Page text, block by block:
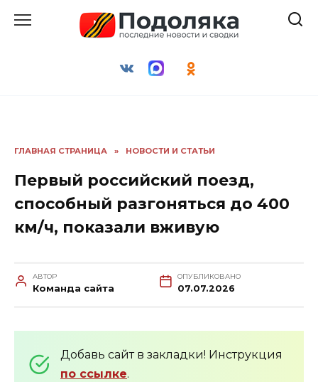
ГЛАВНАЯ СТРАНИЦА » НОВОСТИ И СТАТЬИ
Первый российский поезд,
способный разгоняться до 400
км/ч, показали вживую
АВТОР
Команда сайта
ОПУБЛИКОВАНО
07.07.2026
Добавь сайт в закладки! Инструкция
по ссылке.